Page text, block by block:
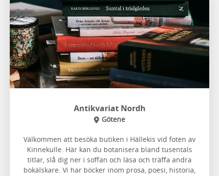
Antikvariat Nordh
Götene
Välkommen att besöka butiken i Hällekis vid foten av
Kinnekulle. Här kan du botanisera bland tusentals
titlar, slå dig ner i soffan och läsa och träffa andra
bokälskare. Vi har böcker inom prosa, poesi, historia,